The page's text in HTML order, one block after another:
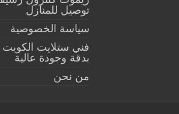
توصيل للمنازل
سياسة الخصوصية
فني ستلايت
بدقة وجودة عالية
من نحن